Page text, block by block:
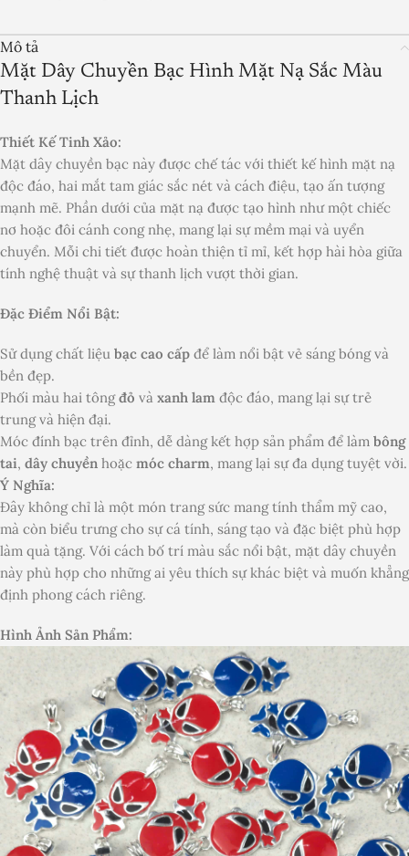
Mô tả
Mặt Dây Chuyền Bạc Hình Mặt Nạ Sắc Màu
Thanh Lịch
Thiết Kế Tinh Xảo:
Mặt dây chuyền bạc này được chế tác với thiết kế hình mặt nạ
độc đáo, hai mắt tam giác sắc nét và cách điệu, tạo ấn tượng
mạnh mẽ. Phần dưới của mặt nạ được tạo hình như một chiếc
nơ hoặc đôi cánh cong nhẹ, mang lại sự mềm mại và uyển
chuyển. Mỗi chi tiết được hoàn thiện tỉ mỉ, kết hợp hài hòa giữa
tính nghệ thuật và sự thanh lịch vượt thời gian.
Đặc Điểm Nổi Bật:
Sử dụng chất liệu bạc cao cấp để làm nổi bật vẻ sáng bóng và
bền đẹp.
Phối màu hai tôngđỏ và xanh lam độc đáo, mang lại sự trẻ
trung và hiện đại.
Móc đính bạc trên đỉnh, dễ dàng kết hợp sản phẩm để làm bông
tai, dây chuyền hoặc móc charm, mang lại sự đa dụng tuyệt vời.
Ý Nghĩa:
Đây không chỉ là một món trang sức mang tính thẩm mỹ cao,
mà còn biểu trưng cho sự cá tính, sáng tạo và đặc biệt phù hợp
làm quà tặng. Với cách bố trí màu sắc nổi bật, mặt dây chuyền
này phù hợp cho những ai yêu thích sự khác biệt và muốn khẳng
định phong cách riêng.
Hình Ảnh Sản Phẩm: